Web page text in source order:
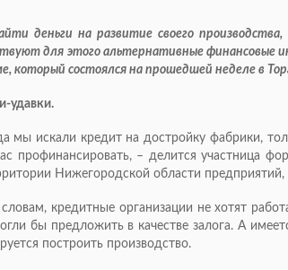
деньги на развитие своего
для этого альтернативные финансовые
который состоялся на прошедшей неделе в
удавки.
мы искали кредит на достройку фабрики,
профинансировать, – делится участница
Нижегородской области
словам, кредитные организации не хотят
бы предложить в качестве залога. А
построить производство.